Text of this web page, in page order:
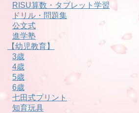
RISU算数・タブレット学習
ドリル・問題集
公文式
進学塾
【幼児教育】
3歳
4歳
5歳
6歳
七田式プリント
知育玩具